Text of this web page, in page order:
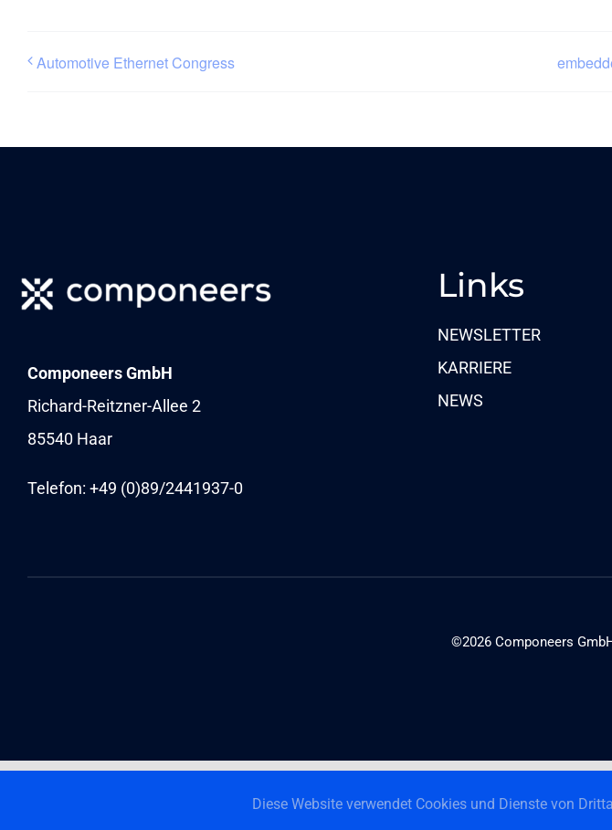
Automotive Ethernet Congress
Componeers GmbH
Richard-Reitzner-Allee 2
85540 Haar
Telefon: +49 (0)89/2441937-0
Links
NEWSLETTER
KARRIERE
NEWS
©2026 Componeers
Diese Website verwendet Cookies und Dienste von